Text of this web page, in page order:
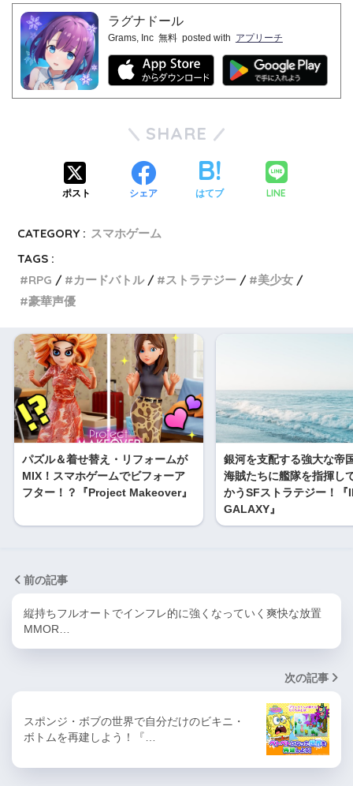
ラグナドール
Grams, Inc 無料 posted with アプリーチ
SHARE
ポスト シェア はてブ LINE
CATEGORY : スマホゲーム
TAGS :
RPG
カードバトル ストラテジー
美少女
豪華声優
パズル＆着せ替え・リフォームが
MIX！スマホゲームでビフォーア
フター！？『Project Makeover』
銀河を支配する強大な帝
海賊たちに艦隊を指揮し
かうSFストラテジー！『
GALAXY』
前の記事
縦持ちフルオートでインフレ的に強くなっていく爽快な放置
MMOR…
次の記事
スポンジ・ボブの世界で自分だけのビキニ・
ボトムを再建しよう！『…